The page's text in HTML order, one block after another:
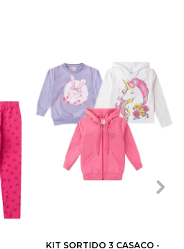
8
KIT SORTIDO 3 CASACO -